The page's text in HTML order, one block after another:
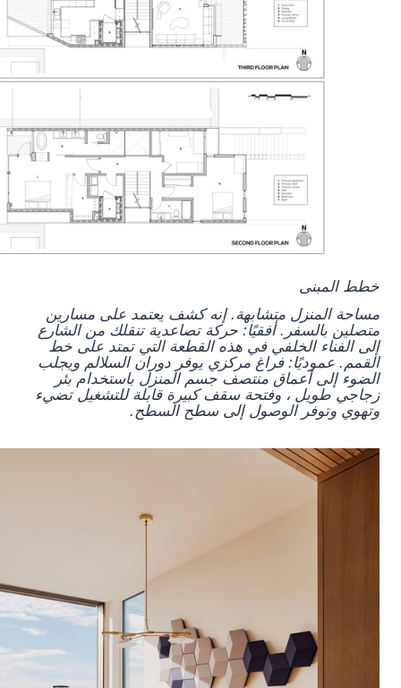
خطط المبنى
مساحة المنزل متشابهة. إنه كشف يعتمد على مسارين
متصلين بالسفر. أفقيًا: حركة تصاعدية تنقلك من الشارع
إلى الفناء الخلفي في هذه القطعة التي تمتد على خط
القمم. عموديًا: فراغ مركزي يوفر دوران السلالم ويجلب
الضوء إلى أعماق منتصف جسم المنزل باستخدام بئر
زجاجي طويل ، وفتحة سقف كبيرة قابلة للتشغيل تضيء
وتهوي وتوفر الوصول إلى سطح السطح.